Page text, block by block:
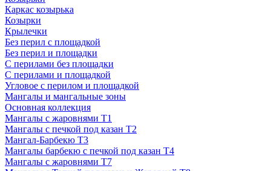
Каркас козырька
Козырки
Крылечки
Без перил с площадкой
Без перил и площадки
С перилами без площадки
С перилами и площадкой
Угловое с перилом и площадкой
Мангалы и мангальные зоны
Основная коллекция
Мангалы с жаровнями Т1
Мангалы с печкой под казан Т2
Мангал-Барбекю Т3
Мангалы барбекю с печкой под казан Т4
Мангалы с жаровнями Т7